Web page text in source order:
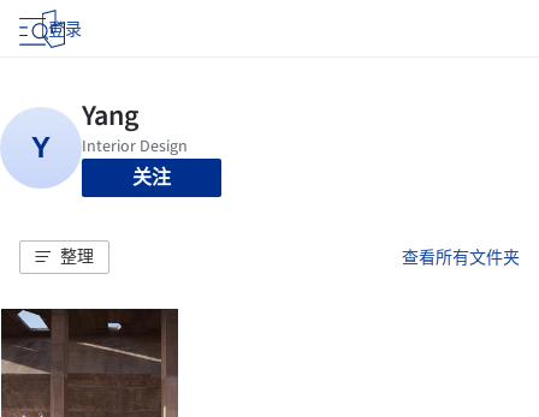
登录
关注
整理 查看所有文件夹